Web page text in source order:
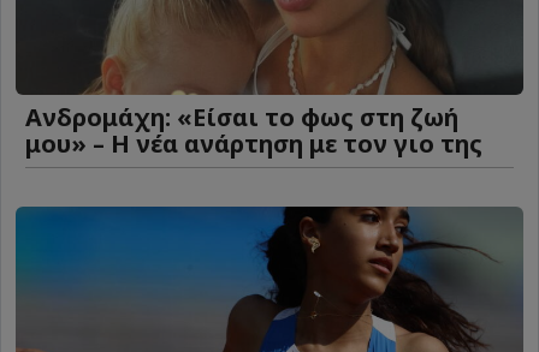
Ανδρομάχη: «Είσαι το φως στη ζωή
μου» – Η νέα ανάρτηση με τον γιο της